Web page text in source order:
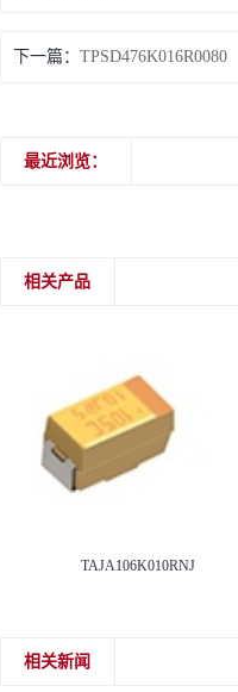
下一篇： TPSD476K016R0080
最近浏览：
相关产品
TAJA106K010RNJ
相关新闻